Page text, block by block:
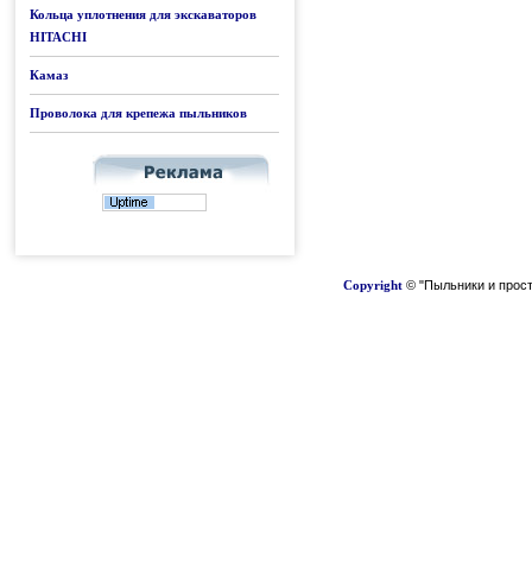
Кольца уплотнения для экскаваторов
HITACHI
Камаз
Проволока для крепежа пыльников
Copyright © "Пыльники и